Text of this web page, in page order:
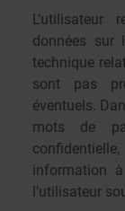
L’utilisateur
données sur
technique
sont pas
éventuels.
mots de
information
l’utilisateur